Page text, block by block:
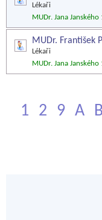
Lékaři
MUDr. Jana
MUDr. František
Lékaři
MUDr. Jana
1 2 9 A B